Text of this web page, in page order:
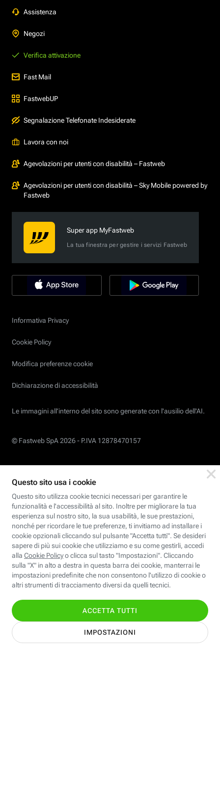
Assistenza
Negozi
Verifica attivazione
Fast Mail
FastwebUP
Segnalazione Telefonate Indesiderate
Lavora con noi
Agevolazioni per utenti con disabilità – Fastweb
Agevolazioni per utenti con disabilità – Sky Mobile powered by
Fastweb
Super app MyFastweb
La tua finestra per gestire i servizi Fastweb
Informativa Privacy
Cookie Policy
Modifica preferenze cookie
Dichiarazione di accessibilità
Le immagini all’interno del sito sono generate con l'ausilio dell'AI.
© Fastweb SpA 2026 - P.IVA 12878470157